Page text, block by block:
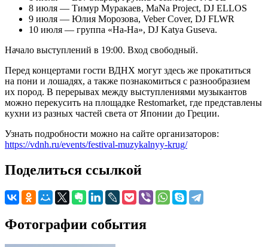
8 июля — Тимур Муракаев, MaNa Project, DJ ELLOS
9 июля — Юлия Морозова, Veber Cover, DJ FLWR
10 июля — группа «На-На», DJ Katya Guseva.
Начало выступлений в 19:00. Вход свободный.
Перед концертами гости ВДНХ могут здесь же прокатиться
на пони и лошадях, а также познакомиться с разнообразием
их пород. В перерывах между выступлениями музыкантов
можно перекусить на площадке Restomarket, где представлены
кухни из разных частей света от Японии до Греции.
Узнать подробности можно на сайте организаторов:
https://vdnh.ru/events/festival-muzykalnyy-krug/
Поделиться ссылкой
Фотографии события